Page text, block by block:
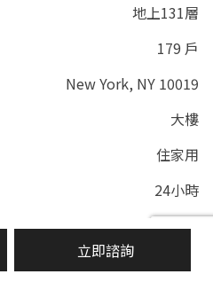
地上131層
179 戶
New York, NY 10019
大樓
住家用
24小時
身房、水療室、兒童遊樂場、
區
立即諮詢